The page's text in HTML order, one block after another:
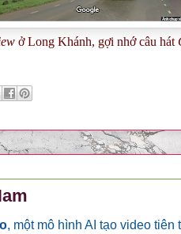
ở Long Khánh, gợi nhớ câu hát
, một mô hình AI tạo video